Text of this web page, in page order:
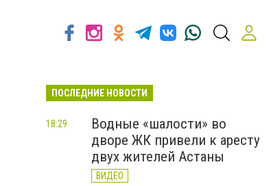
ПОСЛЕДНИЕ НОВОСТИ
Водные «шалости» во
дворе ЖК привели к аресту
двух жителей Астаны
ВИДЕО
18:29